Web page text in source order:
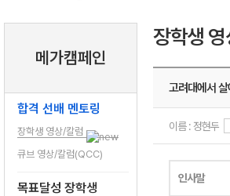
메가캠페인
합격 선배 멘토링
장학생 영상/칼럼
큐브 영상/칼럼(QCC)
목표달성 장학생
장학생
고려대에서
이름 : 정현두
인사말